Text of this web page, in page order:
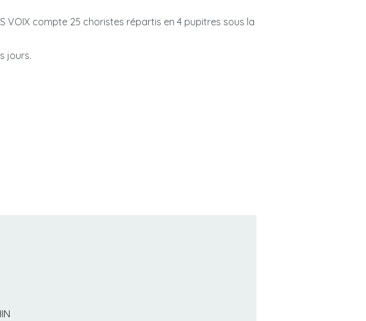
VOIX compte 25 choristes répartis en 4 pupitres sous la
jours.